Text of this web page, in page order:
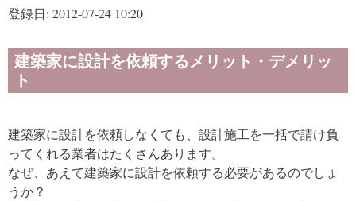
登録日: 2012-07-24 10:20
建築家に設計を依頼するメリット・デメリッ
ト
建築家に設計を依頼しなくても、設計施工を一括で請け負
ってくれる業者はたくさんあります。
なぜ、あえて建築家に設計を依頼する必要があるのでしょ
うか？